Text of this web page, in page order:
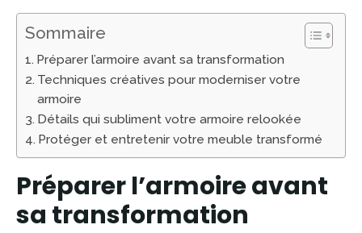
Sommaire
Préparer l’armoire avant sa transformation
Techniques créatives pour moderniser votre
armoire
Détails qui subliment votre armoire relookée
Protéger et entretenir votre meuble transformé
Préparer l’armoire avant
sa transformation